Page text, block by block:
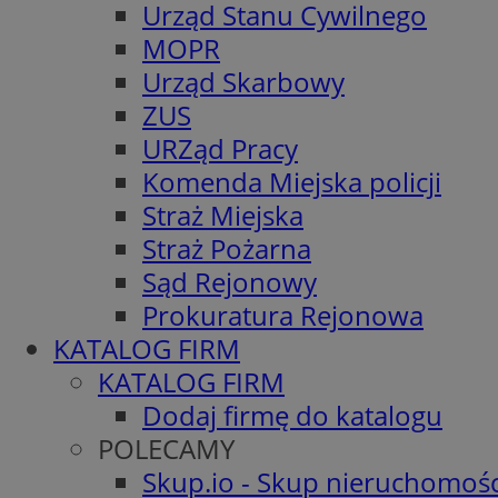
Urząd Stanu Cywilnego
MOPR
Urząd Skarbowy
ZUS
URZąd Pracy
Komenda Miejska policji
Straż Miejska
Straż Pożarna
Sąd Rejonowy
Prokuratura Rejonowa
KATALOG FIRM
KATALOG FIRM
Dodaj firmę do katalogu
POLECAMY
Skup.io - Skup